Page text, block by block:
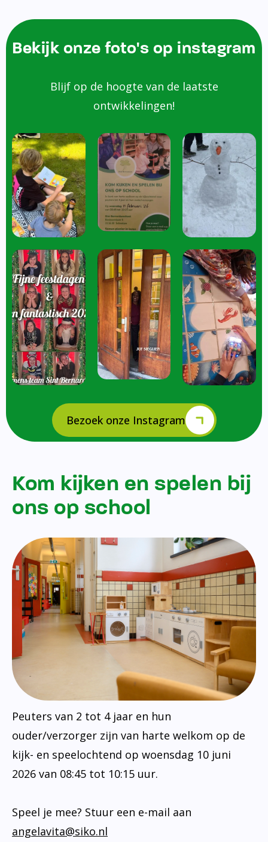
Bekijk onze foto's op instagram
Blijf op de hoogte van de laatste
ontwikkelingen!
Bezoek onze Instagram
Kom kijken en spelen bij
ons op school
Peuters van 2 tot 4 jaar en hun
ouder/verzorger zijn van harte welkom op de
kijk- en speelochtend op woensdag 10 juni
2026 van 08:45 tot 10:15 uur.
Speel je mee? Stuur een e-mail aan
angelavita@siko.nl